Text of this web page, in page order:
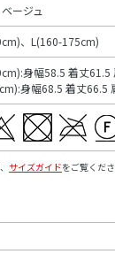
ージュ
、L(160-175cm)
身幅58.5 着丈61.5
身幅68.5 着丈66.5
サイズガイドをご覧くださ